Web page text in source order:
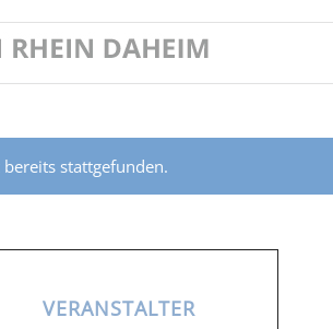
stattgefunden.
VERANSTALTER